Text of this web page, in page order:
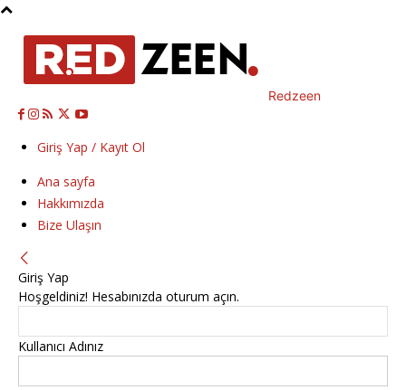
Redzeen
Giriş Yap / Kayıt Ol
Ana sayfa
Hakkımızda
Bize Ulaşın
Giriş Yap
Hoşgeldiniz! Hesabınızda oturum açın.
Kullanıcı Adınız